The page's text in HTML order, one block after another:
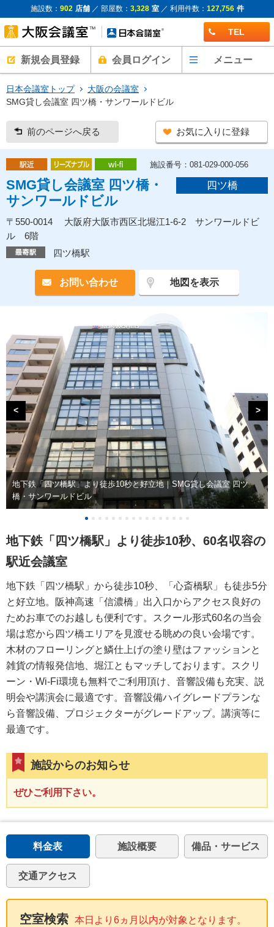
施設数： 902 店舗／ 部屋数： 3,328 室／ 利用件数： 127,756 件
TEL
新規会員登録 会員ログイン メニュー
日本会議室トップ
大阪の会議室
SMG貸し会議室 四ツ橋・サンワールドビル
前のページへ戻る お気に入りに登録
施設番号：081-029-000-056
SMG貸し会議室 四ツ橋・
サンワールドビル
四ツ橋
〒550-0014 大阪府大阪市西区北堀江1-6-2 サンワールドビ
ル 6階
四ツ橋駅
お問い合わせ 地図を表示
地下鉄「四ツ橋駅」より徒歩10秒と好立地｜SMG貸し会議室 四ツ
橋・サンワールドビル
< >
地下鉄「四ツ橋駅」より徒歩10秒、60名収容の
駅近会議室
地下鉄「四ツ橋駅」から徒歩10秒、「心斎橋駅」も徒歩5分
と好立地。阪神高速「信濃橋」出入口からアクセス良好の
ためお車でのお越しも便利です。スクール形式60名の当会
場は窓から四ツ橋エリアを見渡せる眺めの良い会場です。
木材のフローリングと鱗仕上げの塗り壁はファッションと
雑貨の情報発信地、堀江ともマッチしております。スクリ
ーン・Wi-Fi環境も無料でご利用頂け、音響設備も充実、説
明会や講演会に最適です。音響設備ハイグレードプランな
ら音響設備、プロジェクターがグレードアップ。講演等に
最適です。
施設からのお知らせ
ぜひご利用下さい。
料金表 施設概要 備品・サービス
交通アクセス
空室検索 本日より6ヵ月以内が対象となります。